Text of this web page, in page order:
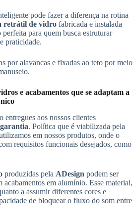
pode fazer a diferença na rotina
retrátil de vidro fabricada e instalada
perfeita para quem busca estruturar
praticidade.
por alavancas e fixadas ao teto por meio
e acabamentos que se adaptam a
entregues aos nossos clientes
. Política que é viabilizada pela
em nossos produtos, onde o
requisitos funcionais desejados, como
produzidas pela ADesign podem ser
acabamentos em alumínio. Esse material,
a assumir diferentes cores e
de bloquear o fluxo do som entre